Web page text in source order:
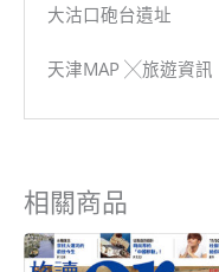
大沽口砲台遺址
天津MAP ╳旅遊資訊
相關商品
原
始
目
前